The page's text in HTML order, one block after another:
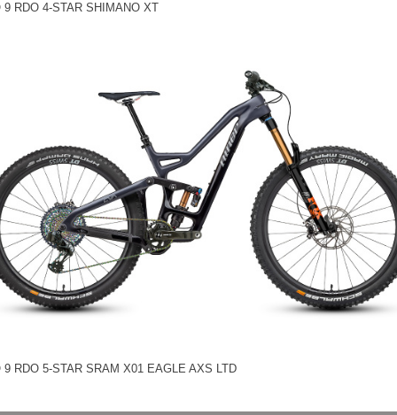
9 RDO 4-STAR SHIMANO XT
9 RDO 5-STAR SRAM X01 EAGLE AXS LTD